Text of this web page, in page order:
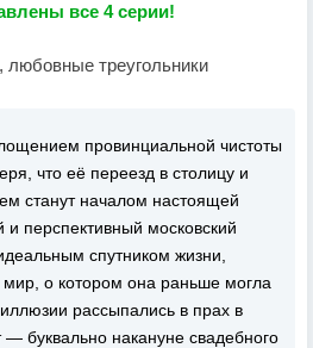
все 4 серии!
треугольники
провинциальной чистоты
что её переезд в столицу и
станут началом настоящей
и перспективный московский
спутником жизни,
о котором она раньше могла
рассыпались в прах в
буквально накануне свадебного